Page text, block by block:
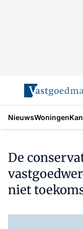
NieuwsWoningen
De
niet